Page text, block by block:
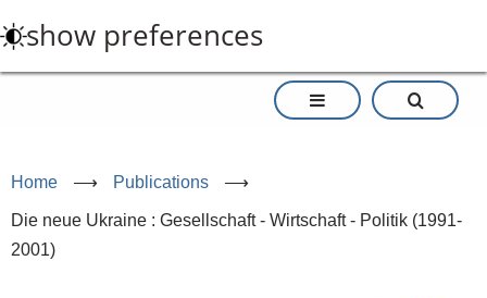
to
main
show preferences
Home ⟶ Publications ⟶
Die neue Ukraine : Gesellschaft - Wirtschaft - Politik (1991-
2001)